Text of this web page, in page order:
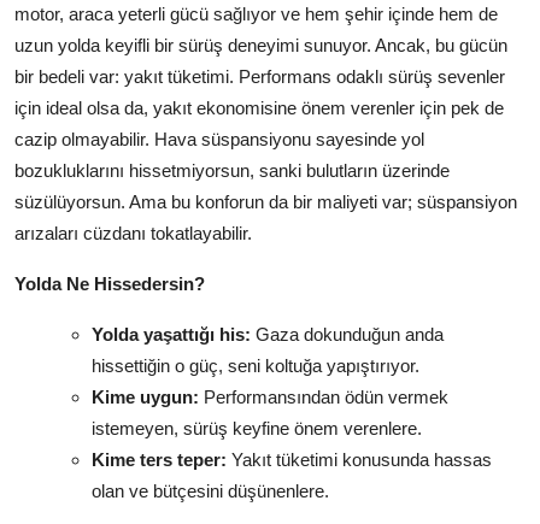
motor, araca yeterli gücü sağlıyor ve hem şehir içinde hem de
uzun yolda keyifli bir sürüş deneyimi sunuyor. Ancak, bu gücün
bir bedeli var: yakıt tüketimi. Performans odaklı sürüş sevenler
için ideal olsa da, yakıt ekonomisine önem verenler için pek de
cazip olmayabilir. Hava süspansiyonu sayesinde yol
bozukluklarını hissetmiyorsun, sanki bulutların üzerinde
süzülüyorsun. Ama bu konforun da bir maliyeti var; süspansiyon
arızaları cüzdanı tokatlayabilir.
Yolda Ne Hissedersin?
Yolda yaşattığı his: Gaza dokunduğun anda
hissettiğin o güç, seni koltuğa yapıştırıyor.
Kime uygun: Performansından ödün vermek
istemeyen, sürüş keyfine önem verenlere.
Kime ters teper: Yakıt tüketimi konusunda hassas
olan ve bütçesini düşünenlere.